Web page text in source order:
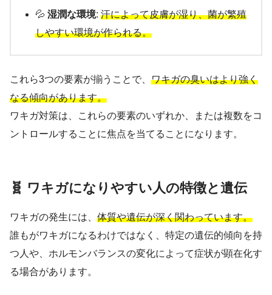
💦 湿潤な環境: 汗によって皮膚が湿り、菌が繁殖
しやすい環境が作られる。
これら3つの要素が揃うことで、 ワキガの臭いはより強く
なる傾向があります。
ワキガ対策は、これらの要素のいずれか、または複数をコ
ントロールすることに焦点を当てることになります。
🧬 ワキガになりやすい人の特徴と遺伝
ワキガの発生には、 体質や遺伝が深く関わっています。
誰もがワキガになるわけではなく、特定の遺伝的傾向を持
つ人や、ホルモンバランスの変化によって症状が顕在化す
る場合があります。